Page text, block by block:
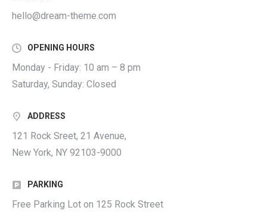
hello@dream-theme.com
OPENING HOURS
Monday - Friday: 10 am – 8 pm
Saturday, Sunday: Closed
ADDRESS
121 Rock Sreet, 21 Avenue,
New York, NY 92103-9000
PARKING
Free Parking Lot on 125 Rock Street